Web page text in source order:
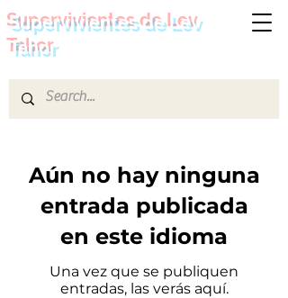
Supervivientes de Lev
Tahor
Aún no hay ninguna
entrada publicada
en este idioma
Una vez que se publiquen
entradas, las verás aquí.